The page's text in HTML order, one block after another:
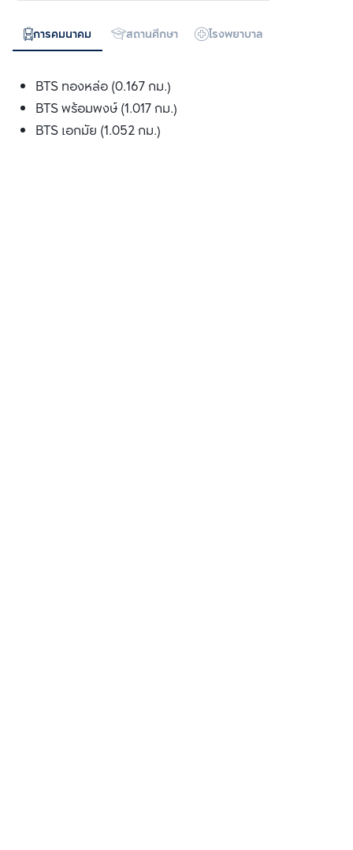
การคมนาคม สถานศึกษา โรงพยาบาล
BTS ทองหล่อ (0.167 กม.)
BTS พร้อมพงษ์ (1.017 กม.)
BTS เอกมัย (1.052 กม.)